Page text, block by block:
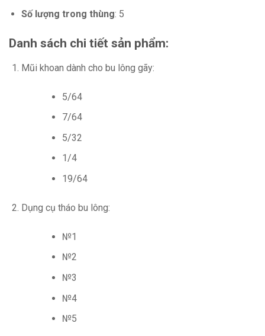
Số lượng trong thùng: 5
Danh sách chi tiết sản phẩm:
Mũi khoan dành cho bu lông gãy:
5/64
7/64
5/32
1/4
19/64
Dụng cụ tháo bu lông:
№1
№2
№3
№4
№5